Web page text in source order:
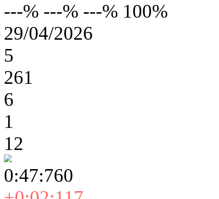
---% ---% ---% 100%
29/04/2026
5
261
6
1
12
0:47:760